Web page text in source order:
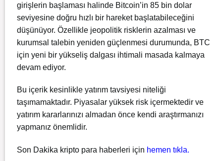
girişlerin başlaması halinde Bitcoin’in 85 bin dolar
seviyesine doğru hızlı bir hareket başlatabileceğini
düşünüyor. Özellikle jeopolitik risklerin azalması ve
kurumsal talebin yeniden güçlenmesi durumunda, BTC
için yeni bir yükseliş dalgası ihtimali masada kalmaya
devam ediyor.
Bu içerik kesinlikle yatırım tavsiyesi niteliği
taşımamaktadır. Piyasalar yüksek risk içermektedir ve
yatırım kararlarınızı almadan önce kendi araştırmanızı
yapmanız önemlidir.
Son Dakika kripto para haberleri için hemen tıkla.